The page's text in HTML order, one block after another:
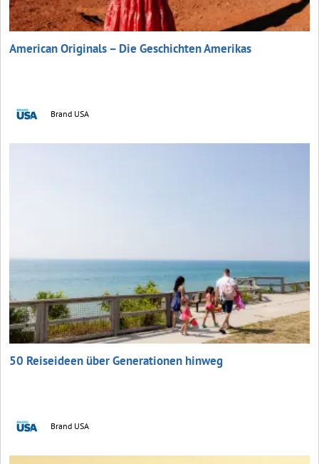
American Originals – Die Geschichten Amerikas
Brand USA
50 Reiseideen über Generationen hinweg
Brand USA